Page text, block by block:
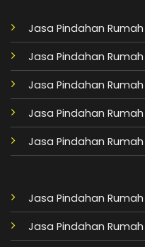
Jasa Pindahan Rumah
Jasa Pindahan
Jasa Pindahan Rumah
Jasa Pindahan
Jasa Pindahan
Jasa Pindahan
Jasa Pindahan